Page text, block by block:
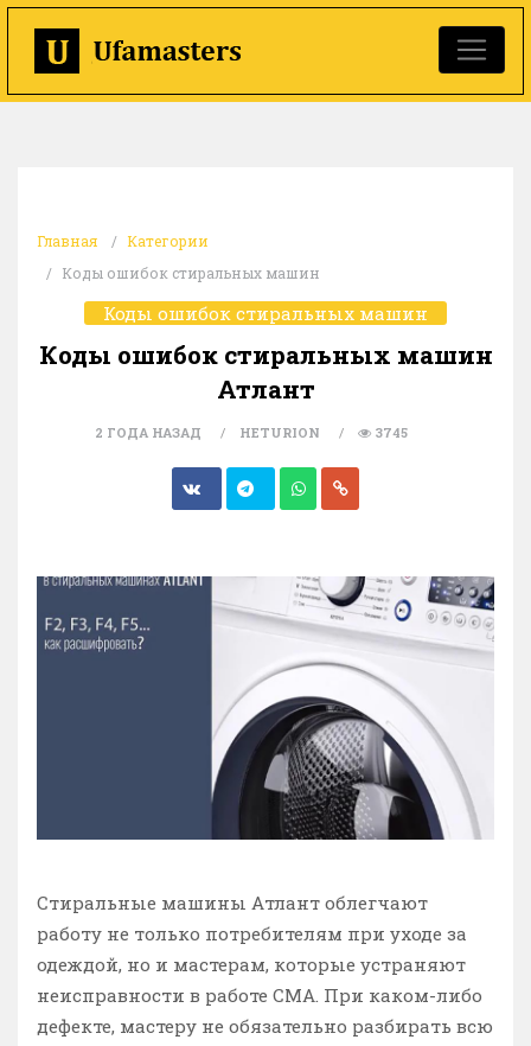
Главная
Категории
Коды ошибок стиральных машин
Коды ошибок стиральных машин
Коды ошибок стиральных машин
Атлант
2 ГОДА НАЗАД HETURION 3745
Стиральные машины Атлант облегчают
работу не только потребителям при уходе за
одеждой, но и мастерам, которые устраняют
неисправности в работе СМА. При каком-либо
дефекте, мастеру не обязательно разбирать всю